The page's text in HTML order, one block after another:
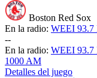
Boston Red Sox
En la radio: WEEI 93.7
--
En la radio: WEEI 93.7
1000 AM
Detalles del juego